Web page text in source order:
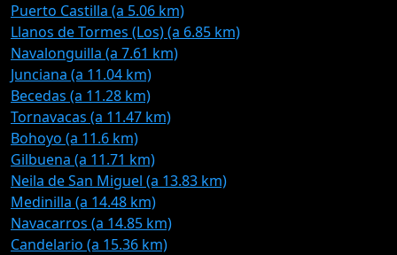
Puerto Castilla (a 5.06 km)
Llanos de Tormes (Los) (a 6.85 km)
Navalonguilla (a 7.61 km)
Junciana (a 11.04 km)
Becedas (a 11.28 km)
Tornavacas (a 11.47 km)
Bohoyo (a 11.6 km)
Gilbuena (a 11.71 km)
Neila de San Miguel (a 13.83 km)
Medinilla (a 14.48 km)
Navacarros (a 14.85 km)
Candelario (a 15.36 km)